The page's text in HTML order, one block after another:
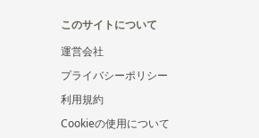
このサイトについて
運営会社
プライバシーポリシー
利用規約
Cookieの使用について